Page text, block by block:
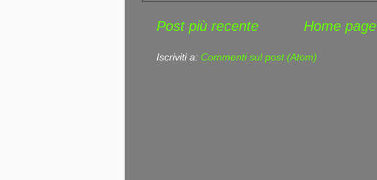
Post più recente Home page
Iscriviti a: Commenti sul post (Atom)